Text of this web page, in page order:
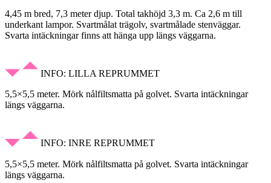
4,45 m bred, 7,3 meter djup. Total takhöjd 3,3 m. Ca 2,6 m till
underkant lampor. Svartmålat trägolv, svartmålade stenväggar.
Svarta intäckningar finns att hänga upp längs väggarna.
INFO: LILLA REPRUMMET
5,5×5,5 meter. Mörk nålfiltsmatta på golvet. Svarta intäckningar
längs väggarna.
INFO: INRE REPRUMMET
5,5×5,5 meter. Mörk nålfiltsmatta på golvet. Svarta intäckningar
längs väggarna.